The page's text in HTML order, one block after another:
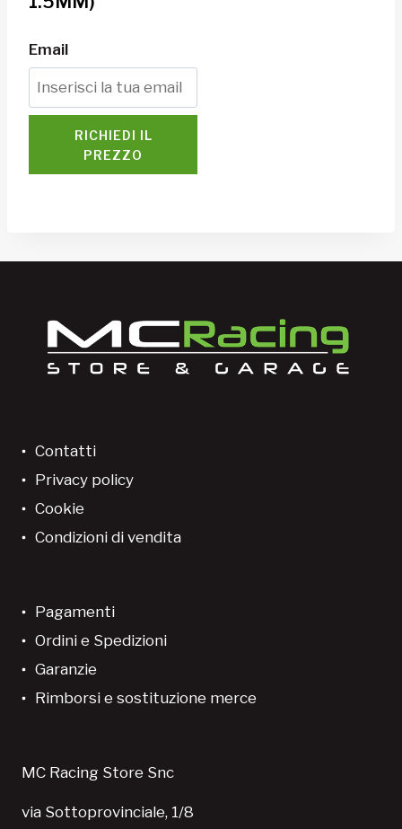
Email
RICHIEDI IL
PREZZO
Contatti
Privacy policy
Cookie
Condizioni di vendita
Pagamenti
Ordini e Spedizioni
Garanzie
Rimborsi e sostituzione merce
MC Racing Store Snc
via Sottoprovinciale, 1/8